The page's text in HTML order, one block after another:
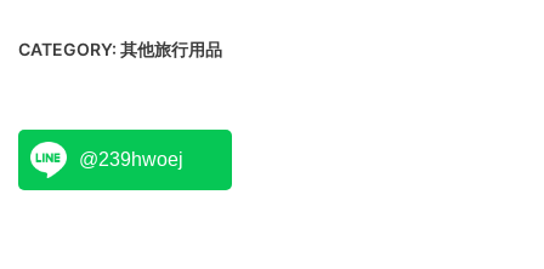
CATEGORY: 其他旅行用品
@239hwoej